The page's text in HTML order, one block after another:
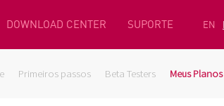
DOWNLOAD CENTER SUPORTE EN
Primeiros passos Beta Testers Meus Planos